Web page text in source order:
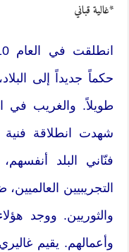
*غالية قباني
حكماً جديداً إلى
طويلاً. والغريب في
شهدت انطلاقة
فنّاني البلد
التجريبيين
والثوريين. ووجد
وأعمالهم. يقيم